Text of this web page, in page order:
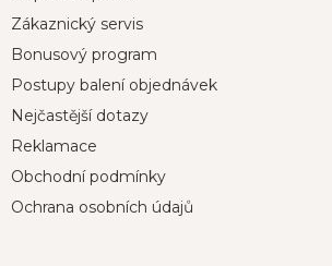
Zákaznický servis
Bonusový program
Postupy balení objednávek
Nejčastější dotazy
Reklamace
Obchodní podmínky
Ochrana osobních údajů